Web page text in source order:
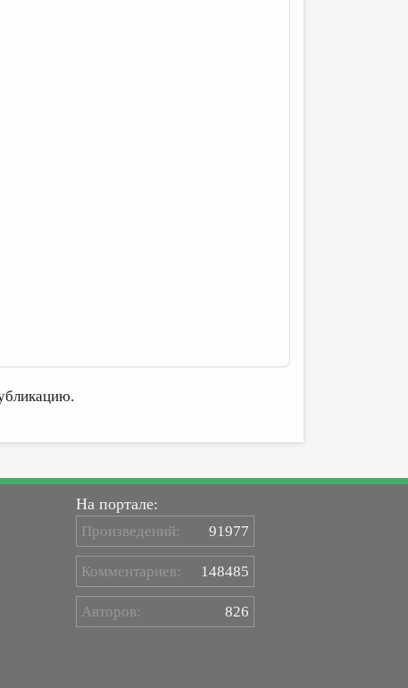
На портале:
Произведений: 91977
Комментариев: 148485
Авторов: 826